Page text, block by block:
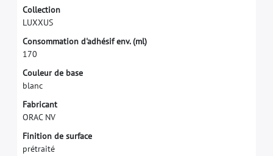
Collection
LUXXUS
Consommation d'adhésif env. (ml)
170
Couleur de base
blanc
Fabricant
ORAC NV
Finition de surface
prétraité